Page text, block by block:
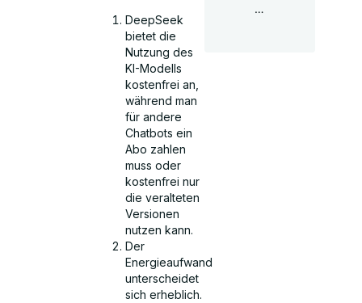
DeepSeek
bietet die
Nutzung des
KI-Modells
kostenfrei an,
während man
für andere
Chatbots ein
Abo zahlen
muss oder
kostenfrei nur
die veralteten
Versionen
nutzen kann.
Der
Energieaufwand
unterscheidet
sich erheblich.
…